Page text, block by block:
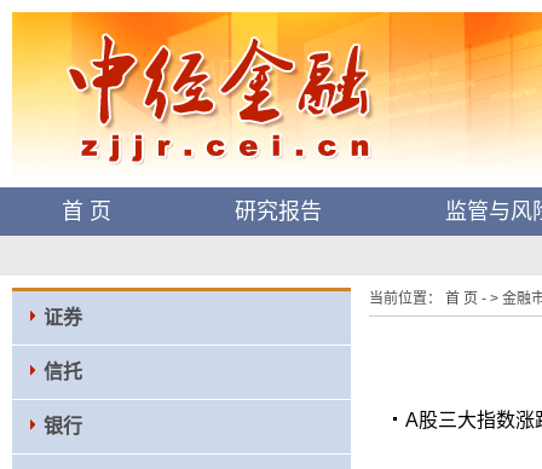
首 页 研究报告 监管与风
证券
信托
银行
当前位置： 首 页 - > 金融
A股三大指数涨